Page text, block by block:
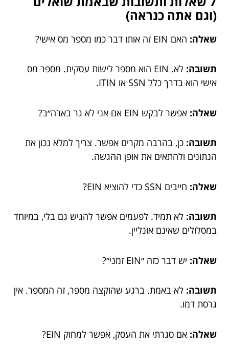
(וגם אתה כנראה)
שאלה: האם EIN זה אותו דבר כמו מספר מס אישי?
תשובה:
לא. EIN הוא מספר לישות עסקית. מספר מס
אישי הוא בדרך כלל SSN או ITIN.
שאלה: אפשר לבקש EIN אם אני לא גר בארה״ב?
תשובה: כן, בהרבה מקרים אפשר. צריך למלא נכון את
הנתונים ולהתאים את אופן ההגשה.
שאלה: חייבים SSN כדי להוציא EIN?
תשובה: לא תמיד. לפעמים אפשר להגיש גם בלי, במיוחד
במסלולים שאינם אונליין.
שאלה: יש דבר כזה ״EIN זמני״?
תשובה: לא באמת. ברגע שהוקצה מספר, זה המספר. אין
גרסת דמו.
שאלה: אם סגרתי את העסק, אפשר למחוק EIN?